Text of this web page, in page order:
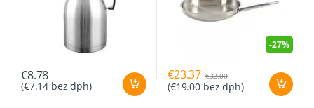
€8.78
(€7.14 bez dph)
-27%
€23.37 €32.00
(€19.00 bez dph)